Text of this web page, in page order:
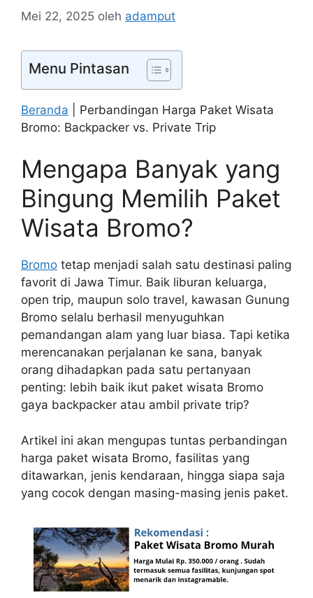
Mei 22, 2025 oleh adamput
Menu Pintasan
Beranda
Perbandingan Harga Paket Wisata
Bromo: Backpacker vs. Private Trip
Mengapa Banyak yang
Bingung Memilih Paket
Wisata Bromo?
Bromo tetap menjadi salah satu destinasi paling
favorit di Jawa Timur. Baik liburan keluarga,
open trip, maupun solo travel, kawasan Gunung
Bromo selalu berhasil menyuguhkan
pemandangan alam yang luar biasa. Tapi ketika
merencanakan perjalanan ke sana, banyak
orang dihadapkan pada satu pertanyaan
penting: lebih baik ikut paket wisata Bromo
gaya backpacker atau ambil private trip?
Artikel ini akan mengupas tuntas perbandingan
harga paket wisata Bromo, fasilitas yang
ditawarkan, jenis kendaraan, hingga siapa saja
yang cocok dengan masing-masing jenis paket.